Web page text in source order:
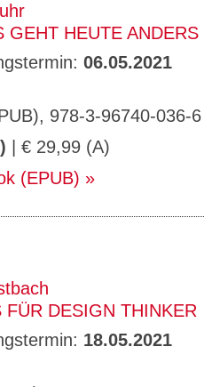
GEHT HEUTE ANDERS
06.05.2021
978-3-96740-036-6
| € 29,99 (A)
(EPUB)
FÜR DESIGN THINKER
18.05.2021